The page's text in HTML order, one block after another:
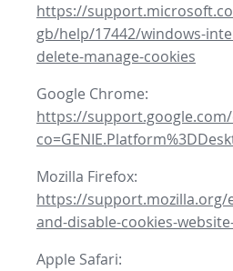
https://
gb/help/17442/windows-
delete-manage-cookies
Google Chrome:
https://
Mozilla Firefox:
https://support.mozilla.org/
and-disable-cookies-
Apple Safari: